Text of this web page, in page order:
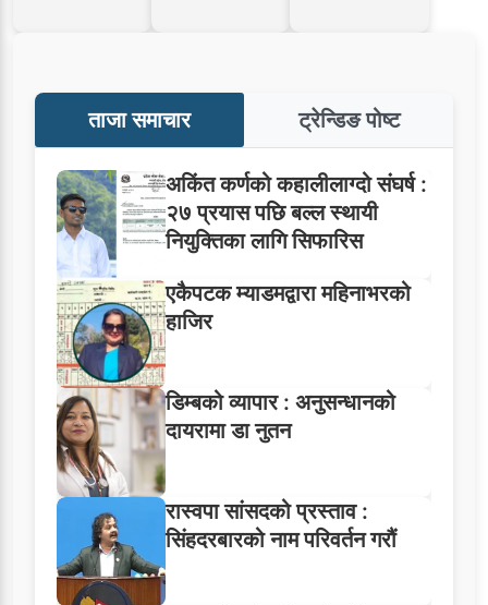
ताजा समाचार ट्रेन्डिङ पोष्ट
अकिंत कर्णको कहालीलाग्दो संघर्ष :
२७ प्रयास पछि बल्ल स्थायी
नियुक्तिका लागि सिफारिस
एकैपटक म्याडमद्वारा महिनाभरको
हाजिर
डिम्बको व्यापार : अनुसन्धानको
दायरामा डा नुतन
रास्वपा सांसदको प्रस्ताव :
सिंहदरबारको नाम परिवर्तन गरौं